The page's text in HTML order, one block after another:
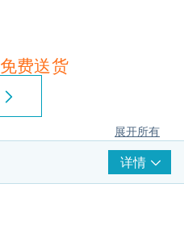
免费送货
展开所有
详情